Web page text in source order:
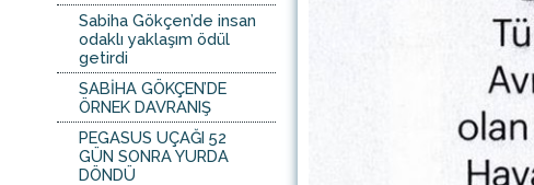
Sabiha Gökçen’de insan
odaklı yaklaşım ödül
getirdi
SABİHA GÖKÇEN’DE
ÖRNEK DAVRANIŞ
PEGASUS UÇAĞI 52
GÜN SONRA YURDA
DÖNDÜ